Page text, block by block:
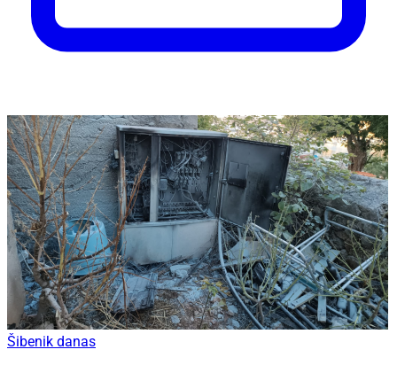
Šibenik danas